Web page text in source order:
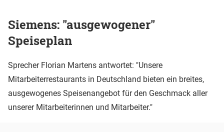
Siemens: "ausgewogener"
Speiseplan
Sprecher Florian Martens antwortet: "Unsere
Mitarbeiterrestaurants in Deutschland bieten ein breites,
ausgewogenes Speisenangebot für den Geschmack aller
unserer Mitarbeiterinnen und Mitarbeiter."